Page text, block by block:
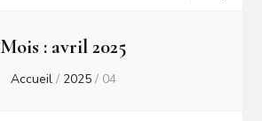
Mois : avril 2025
Accueil / 2025 / 04